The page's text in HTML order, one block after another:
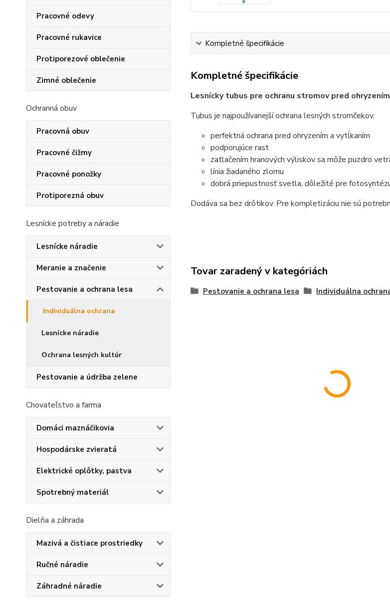
Pracovné odevy
Pracovné rukavice
Protiporezové oblečenie
Zimné oblečenie
Ochranná obuv
Pracovná obuv
Pracovné čižmy
Pracovné ponožky
Protiporezná obuv
Lesnícke potreby a náradie
Lesnícke náradie
Meranie a značenie
Pestovanie a ochrana lesa
Individuálna ochrana
Lesnícke náradie
Ochrana lesných kultúr
Pestovanie a údržba zelene
Chovateľstvo a farma
Domáci maznáčikovia
Hospodárske zvieratá
Elektrické oplôtky, pastva
Spotrebný materiál
Dielňa a záhrada
Mazivá a čistiace prostriedky
Ručné náradie
Záhradné náradie
Kompletné špecifikácie
Kompletné špecifikácie
Lesnícky tubus pre ochranu stromov pred
Tubus je najpoužívanejší ochrana lesných stromčekov.
perfektná ochrana pred ohryzením a vytĺkaním
podporujúce rast
zatlačením hranových výliskov sa môže puzdro
línia žiadaného zlomu
dobrá priepustnosť svetla, dôležité pre
Dodáva sa bez drôtikov. Pre kompletizáciu nie sú
Tovar zaradený v kategóriách
Pestovanie a ochrana lesa Individuálna